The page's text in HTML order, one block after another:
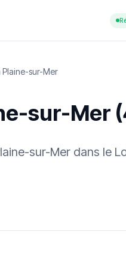
Plaine-sur-Mer
sur-Mer
sur-Mer dans le